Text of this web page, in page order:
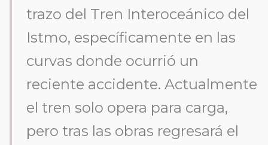
trazo del Tren Interoceánico del
Istmo, específicamente en las
curvas donde ocurrió un
reciente accidente. Actualmente
el tren solo opera para carga,
pero tras las obras regresará el